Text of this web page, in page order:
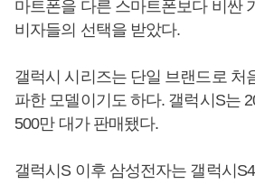
마트폰을 다른 스마트폰보다 비싼
비자들의 선택을 받았다.
갤럭시 시리즈는 단일 브랜드로 처
파한 모델이기도 하다. 갤럭시S는
500만 대가 판매됐다.
갤럭시S 이후 삼성전자는 갤럭시